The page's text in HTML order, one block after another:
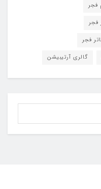
فجر
فجر
فجر
گالری آرتیبیشن